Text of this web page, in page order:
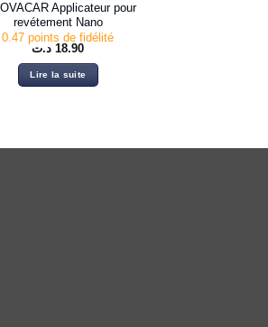
Applicateur pour
revétement Nano
0.47 points de fidélité
18.90 د.ت
Lire la suite